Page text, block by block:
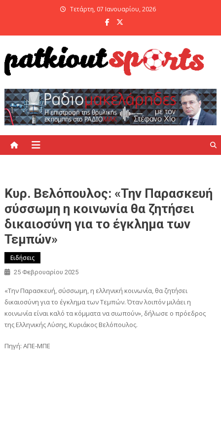
Τετάρτη, 07 Ιανουαρίου, 2026
Κυρ. Βελόπουλος: «Την Παρασκευή
σύσσωμη η κοινωνία θα ζητήσει
δικαιοσύνη για το έγκλημα των
Τεμπών»
Ειδήσεις
25 Φεβρουαρίου 2025
«Την Παρασκευή, σύσσωμη, η ελληνική κοινωνία, θα ζητήσει
δικαιοσύνη για το έγκλημα των Τεμπών. Όταν λοιπόν μιλάει η
κοινωνία είναι καλό τα κόμματα να σιωπούν», δήλωσε ο πρόεδρος
της Ελληνικής Λύσης, Κυριάκος Βελόπουλος.
Πηγή: ΑΠΕ-ΜΠΕ